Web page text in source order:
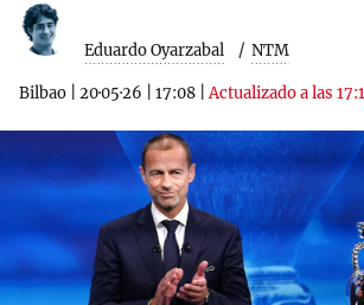
Eduardo Oyarzabal NTM
Bilbao 20·05·26 17:08 |Actualizado a las